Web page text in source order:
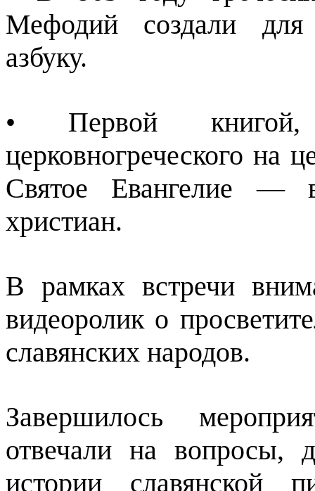
Мефодий создали для
азбуку.
• Первой
церковногреческого на
Святое Евангелие —
христиан.
В рамках встречи
видеоролик о
славянских народов.
Завершилось
отвечали на вопросы,
истории славянской